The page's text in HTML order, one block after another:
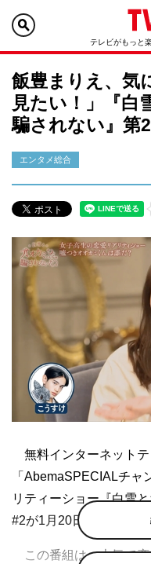
テレビがもっと
飯豊まりえ、気
見たい！」『白
騙されない』第
エンタメ総合
無料インターネット
「AbemaSPECIALチ
リティーショー『白雪
#2が1月20日に放送され
この番組は、本気で恋